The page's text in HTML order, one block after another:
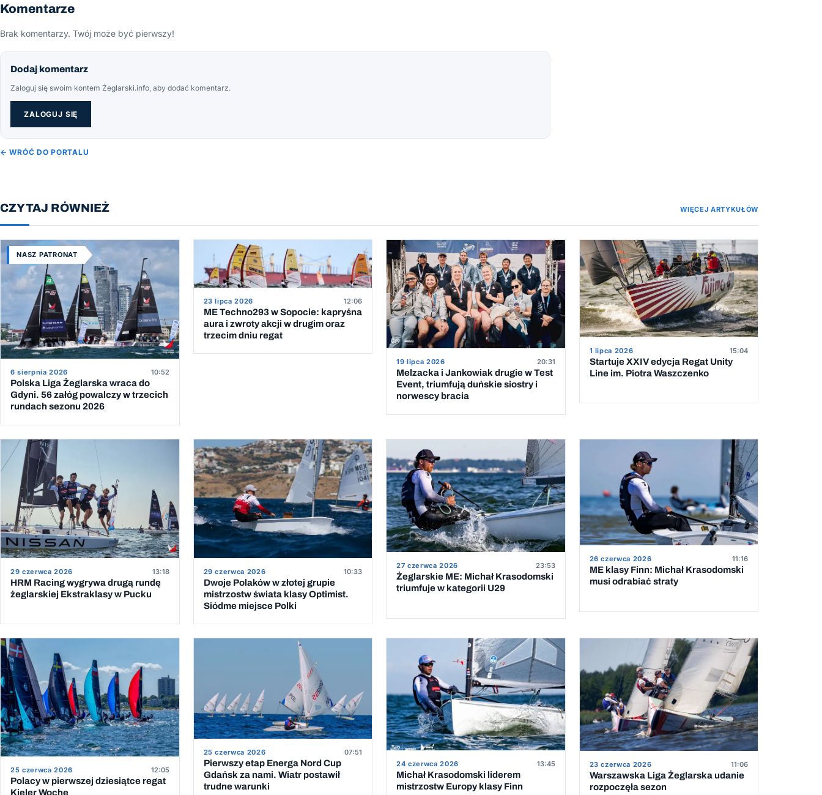
Komentarze
Brak komentarzy. Twój może być pierwszy!
Dodaj komentarz
Zaloguj się swoim kontem Żeglarski.info, aby dodać komentarz.
ZALOGUJ SIĘ
← WRÓĆ DO PORTALU
CZYTAJ RÓWNIEŻ WIĘCEJ ARTYKUŁÓW
NASZ PATRONAT
6 sierpnia 2026 10:52
Polska Liga Żeglarska wraca do
Gdyni. 56 załóg powalczy w trzecich
rundach sezonu 2026
23 lipca 2026 12:06
ME Techno293 w Sopocie: kapryśna
aura i zwroty akcji w drugim oraz
trzecim dniu regat
19 lipca 2026 20:31
Melzacka i Jankowiak drugie w Test
Event, triumfują duńskie siostry i
norwescy bracia
1 lipca 2026 15:04
Startuje XXIV edycja Regat Unity
Line im. Piotra Waszczenko
29 czerwca 2026 13:18
HRM Racing wygrywa drugą rundę
żeglarskiej Ekstraklasy w Pucku
29 czerwca 2026 10:33
Dwoje Polaków w złotej grupie
mistrzostw świata klasy Optimist.
Siódme miejsce Polki
27 czerwca 2026 23:53
Żeglarskie ME: Michał Krasodomski
triumfuje w kategorii U29
26 czerwca 2026 11:16
ME klasy Finn: Michał Krasodomski
musi odrabiać straty
25 czerwca 2026 12:05
Polacy w pierwszej dziesiątce regat
Kieler Woche
25 czerwca 2026 07:51
Pierwszy etap Energa Nord Cup
Gdańsk za nami. Wiatr postawił
trudne warunki
24 czerwca 2026 13:45
Michał Krasodomski liderem
mistrzostw Europy klasy Finn
23 czerwca 2026 11:06
Warszawska Liga Żeglarska udanie
rozpoczęła sezon